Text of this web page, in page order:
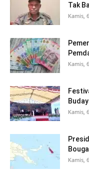
Tak
Kamis,
Kamis,
Kamis,
Kamis,